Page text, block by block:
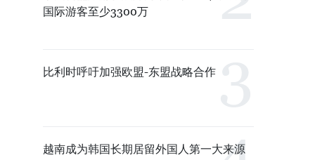
国际游客至少3300万
比利时呼吁加强欧盟-东盟战略合作
越南成为韩国长期居留外国人第一大来源